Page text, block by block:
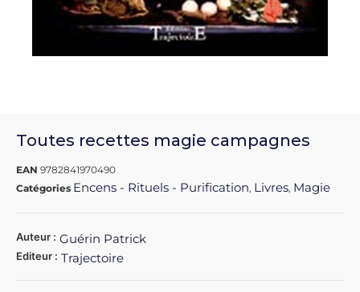
Toutes recettes magie campagnes
EAN 9782841970490
Catégories Encens - Rituels - Purification, Livres, Magie
Auteur : Guérin Patrick
Editeur : Trajectoire